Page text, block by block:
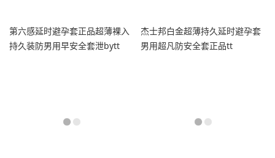
第六感延时避孕套正品超薄裸入
持久装防男用早安全套泄bytt
杰士邦白金超薄持久延时避孕套
男用超凡防安全套正品tt